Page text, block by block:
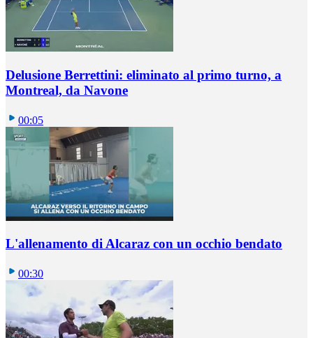
Delusione Berrettini: eliminato al primo turno, a
Montreal, da Navone
00:05
L'allenamento di Alcaraz con un occhio bendato
00:30